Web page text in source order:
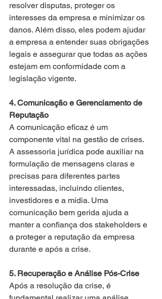
resolver disputas, proteger os
interesses da empresa e minimizar os
danos. Além disso, eles podem ajudar
a empresa a entender suas obrigações
legais e assegurar que todas as ações
estejam em conformidade com a
legislação vigente.
4. Comunicação e Gerenciamento de
Reputação
A comunicação eficaz é um
componente vital na gestão de crises.
A assessoria jurídica pode auxiliar na
formulação de mensagens claras e
precisas para diferentes partes
interessadas, incluindo clientes,
investidores e a mídia. Uma
comunicação bem gerida ajuda a
manter a confiança dos stakeholders e
a proteger a reputação da empresa
durante e após a crise.
5. Recuperação e Análise Pós-Crise
Após a resolução da crise, é